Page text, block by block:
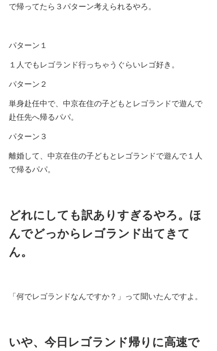
で帰ってたら３パターン考えられるやろ。
パターン１
１人でもレゴランド行っちゃうぐらいレゴ好き。
パターン２
単身赴任中で、中京在住の子どもとレゴランドで遊んで
赴任先へ帰るパパ。
パターン３
離婚して、中京在住の子どもとレゴランドで遊んで１人
で帰るパパ。
どれにしても訳ありすぎるやろ。ほ
んでどっからレゴランド出てきて
ん。
「何でレゴランドなんですか？」って聞いたんですよ。
いや、今日レゴランド帰りに高速で